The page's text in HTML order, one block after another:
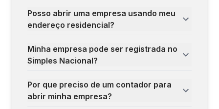
Posso abrir uma empresa usando meu
endereço residencial?
Minha empresa pode ser registrada no
Simples Nacional?
Por que preciso de um contador para
abrir minha empresa?